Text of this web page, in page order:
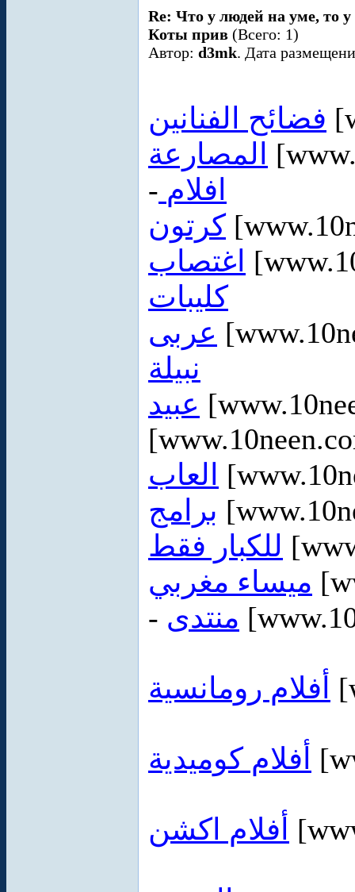
Re: Что у людей на уме, то
Коты прив (Всего: 1)
Автор: d3mk. Дата
فضائح الفنانين
المصارعة
- افلام
كرتون
اغتصاب
كليبات
عربى
نبيلة
عبيد
العاب
برامج
للكبار فقط
ميساء مغربي
- منتدى
أفلام رومانسية
أفلام كوميدية
أفلام اكشن